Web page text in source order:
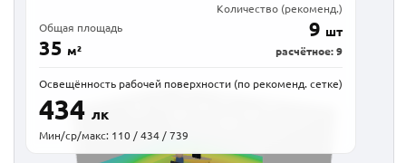
Общая площадь
35 м²
Количество (рекоменд.)
9 шт
расчётное:9
Освещённость рабочей поверхности (по рекоменд. сетке)
434 лк
Мин/ср/макс: 110 / 434 / 739